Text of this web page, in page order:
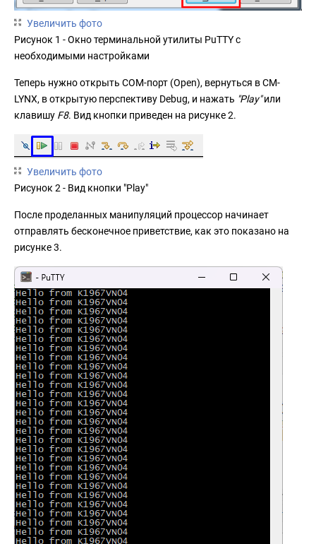
Увеличить фото
Рисунок 1 - Окно терминальной утилиты PuTTY с
необходимыми настройками
Теперь нужно открыть COM-порт (Open), вернуться в CM-
LYNX, в открытую перспективу Debug, и нажать "Play"или
клавишу F8. Вид кнопки приведен на рисунке 2.
Увеличить фото
Рисунок 2 - Вид кнопки "Play"
После проделанных манипуляций процессор начинает
отправлять бесконечное приветствие, как это показано на
рисунке 3.